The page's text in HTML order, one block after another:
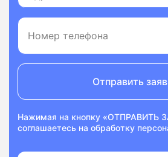
Отправить
Нажимая на кнопку «ОТПРАВИТЬ
соглашаетесь на обработку